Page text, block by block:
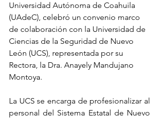
Universidad Autónoma de Coahuila
(UAdeC), celebró un convenio marco
de colaboración con la Universidad de
Ciencias de la Seguridad de Nuevo
León (UCS), representada por su
Rectora, la Dra. Anayely Mandujano
Montoya.
La UCS se encarga de profesionalizar al
personal del Sistema Estatal de Nuevo